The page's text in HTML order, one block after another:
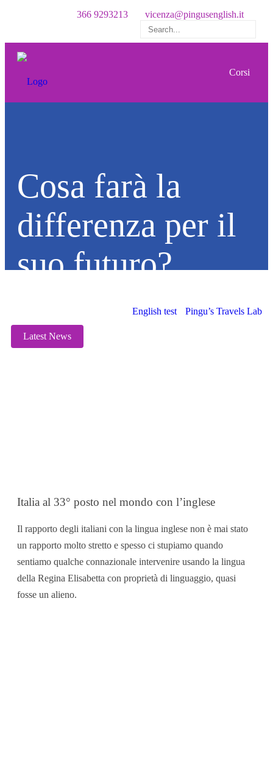
366 9293213 vicenza@pingusenglish.it
Chi siamo
Il metodo Pingu’s English
English test
Corsi
Pingu’s Travels Lab
Cosa farà la
differenza per il
suo futuro?
Latest News
Italia al 33° posto nel mondo con l’inglese
Il rapporto degli italiani con la lingua inglese non è mai stato
un rapporto molto stretto e spesso ci stupiamo quando
sentiamo qualche connazionale intervenire usando la lingua
della Regina Elisabetta con proprietà di linguaggio, quasi
fosse un alieno.